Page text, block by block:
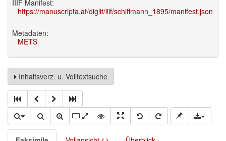
IIIF Manifest:
https://manuscripta.at/diglit/iiif/schiffmann_1895/manifest.json
Metadaten:
METS
Inhaltsverz. u. Volltextsuche